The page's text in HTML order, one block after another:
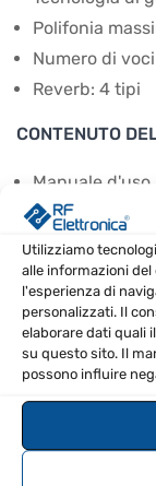
Utilizziamo
alle informazioni
l'esperienza di
personalizzati. Il
elaborare dati quali
su questo sito. Il
possono influire
Polifonia
Numero di
Reverb: 4 tipi
CONTENUTO
Manuale d'uso
Registrazione
Leggio
Interruttore a
Adattatore AC
SPECIFICHE
Peso (kg)
Larghezza (mm)